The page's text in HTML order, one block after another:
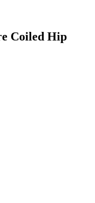
Coiled Hip